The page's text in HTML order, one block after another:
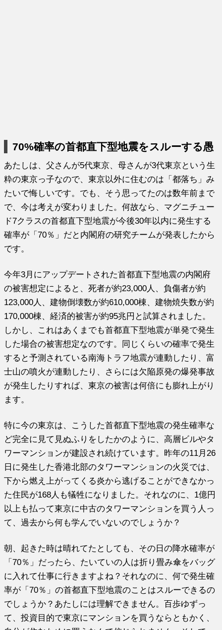
70%確率の首都直下型地震をスルーする愚
あたしは、父さんが5代東京、母さんが3代東京という生
粋の東京っ子なので、東京以外に住むのは「都落ち」み
たいで悔しいです。でも、そう思ってたのは数年前まで
で、今は考えが変わりました。何故なら、マグニチュー
ド7クラスの首都直下型地震が今後30年以内に発生する
確率が「70％」だと内閣府の研究チームが発表したから
です。
今年3月にアップデートされた首都直下型地震の内閣府
の被害想定によると、死者が約23,000人、負傷者が約
123,000人、建物倒壊数が約610,000棟、建物焼失数が約
170,000棟、経済的被害が約95兆円と試算されました。
しかし、これはあくまでも首都直下型地震が単発で発生
した場合の被害想定なのです。同じくらいの確率で発生
すると予測されている南海トラフ地震が連動したり、富
士山の噴火が連動したり、さらには欠陥原発の爆発事故
が発生したりすれば、東京の被害は何倍にも膨れ上がり
ます。
特に今の東京は、こうした首都直下型地震の発生確率な
ど完全に見て見ぬふりをしたかのように、高層ビルやタ
ワーマンションが建設され続けています。昨年の11月26
日に発生した香港北部のタワーマンションの火災では、
下から燃え上がってくる炎から逃げることができなかっ
た住民が168人も犠牲になりました。それなのに、1億円
以上も払って東京に中古のタワーマンションを買う人っ
て、過去から何も学んでいないのでしょうか？
朝、起きた時は晴れてたとしても、その日の降水確率が
「70％」だったら、たいていの人は折り畳み傘をバッグ
に入れて仕事に行きますよね？それなのに、何で発生確
率が「70％」の首都直下型地震のことはスルーできるの
でしょうか？あたしには理解できません。百歩ゆずっ
て、投資目的で東京にマンションを買うならともかく、